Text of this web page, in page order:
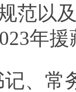
范以
年
、常